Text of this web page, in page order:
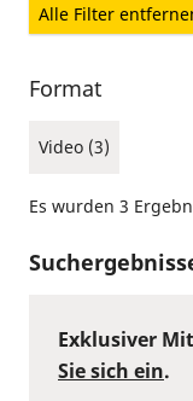
Alle Filter
Format
Video (3)
Es wurden 3
Exklusiver
Sie sich ein.